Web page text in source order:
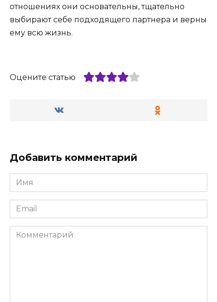
отношениях они основательны, тщательно
выбирают себе подходящего партнера и верны
ему всю жизнь.
Оцените статью
Добавить комментарий
Имя
*
Email
*
Комментарий